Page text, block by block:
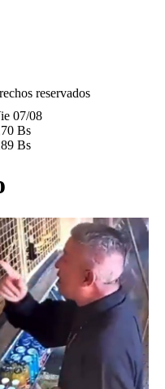
reservados
07/08
Bs
Bs